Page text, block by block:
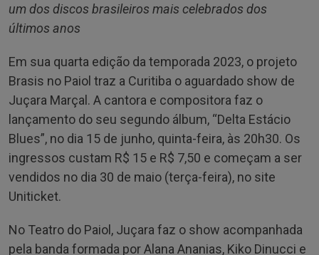
um dos discos brasileiros mais celebrados dos
últimos anos
Em sua quarta edição da temporada 2023, o projeto
Brasis no Paiol traz a Curitiba o aguardado show de
Juçara Marçal. A cantora e compositora faz o
lançamento do seu segundo álbum, “Delta Estácio
Blues”, no dia 15 de junho, quinta-feira, às 20h30. Os
ingressos custam R$ 15 e R$ 7,50 e começam a ser
vendidos no dia 30 de maio (terça-feira), no site
Uniticket.
No Teatro do Paiol, Juçara faz o show acompanhada
pela banda formada por Alana Ananias, Kiko Dinucci e